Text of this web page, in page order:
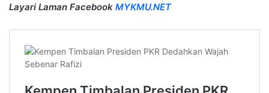
Layari Laman Facebook MYKMU.NET